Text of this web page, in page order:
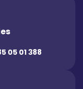
05 01 388